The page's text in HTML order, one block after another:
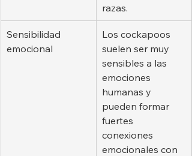
razas.
Sensibilidad
emocional
Los cockapoos
suelen ser muy
sensibles a las
emociones
humanas y
pueden formar
fuertes
conexiones
emocionales con